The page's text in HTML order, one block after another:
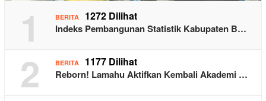
1 BERITA 1272 Dilihat
Indeks Pembangunan Statistik Kabupaten B…
2 BERITA 1177 Dilihat
Reborn! Lamahu Aktifkan Kembali Akademi …